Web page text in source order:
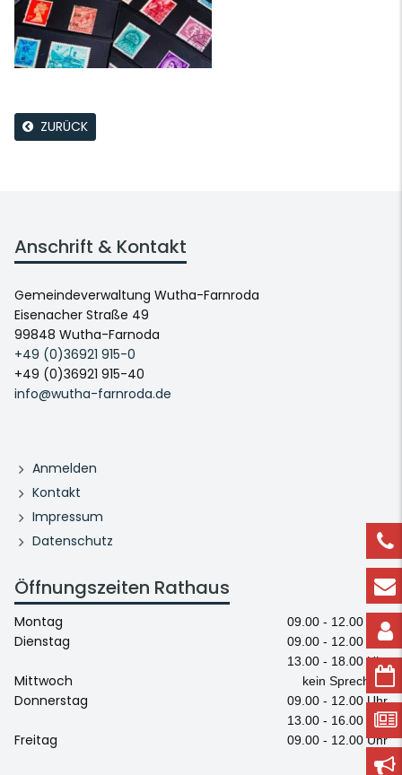
ZURÜCK
Anschrift & Kontakt
Gemeindeverwaltung Wutha-Farnroda
Eisenacher Straße 49
99848 Wutha-Farnoda
+49 (0)36921 915-0
+49 (0)36921 915-40
info@wutha-farnroda.de
Anmelden
Kontakt
Impressum
Datenschutz
Öffnungszeiten Rathaus
Montag 09.00 - 12.00 Uhr
Dienstag
09.00 - 12.00 Uhr
13.00 - 18.00 Uhr
Mittwoch kein Sprechtag
Donnerstag
09.00 - 12.00 Uhr
13.00 - 16.00 Uhr
Freitag 09.00 - 12.00 Uhr